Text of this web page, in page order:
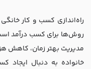
راه‌اندازی کسب و کار
روش‌ها برای کسب درآمد
مدیریت بهتر زمان، کاهش
خانواده به دنبال ایجاد